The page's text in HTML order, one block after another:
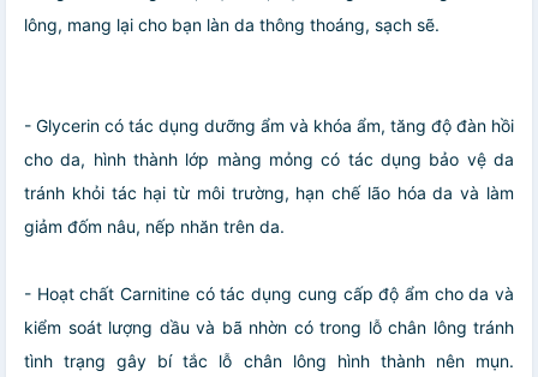
lông, mang lại cho bạn làn da thông thoáng, sạch sẽ.
- Glycerin có tác dụng dưỡng ẩm và khóa ẩm, tăng độ đàn hồi
cho da, hình thành lớp màng mỏng có tác dụng bảo vệ da
tránh khỏi tác hại từ môi trường, hạn chế lão hóa da và làm
giảm đốm nâu, nếp nhăn trên da.
- Hoạt chất Carnitine có tác dụng cung cấp độ ẩm cho da và
kiểm soát lượng dầu và bã nhờn có trong lỗ chân lông tránh
tình trạng gây bí tắc lỗ chân lông hình thành nên mụn.